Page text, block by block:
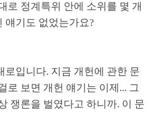
로 정계특위 안에 소위를 몇 개
얘기도 없었는가요?
로입니다. 지금 개헌에 관한 문
로 보면 개헌 얘기는 이제 ... 그
쟁론을 벌였다고 하니까. 이 문